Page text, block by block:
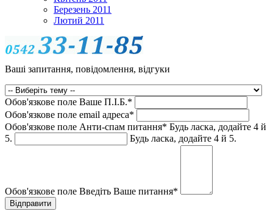
Березень 2011
Лютий 2011
Ваші запитання, повідомлення, відгуки
Обов'язкове поле Ваше П.I.Б.*
Обов'язкове поле email адреса*
Обов'язкове поле Анти-спам питання* Будь ласка, додайте 4 й
5.
Будь ласка, додайте 4 й 5.
Обов'язкове поле Введіть Ваше питання*